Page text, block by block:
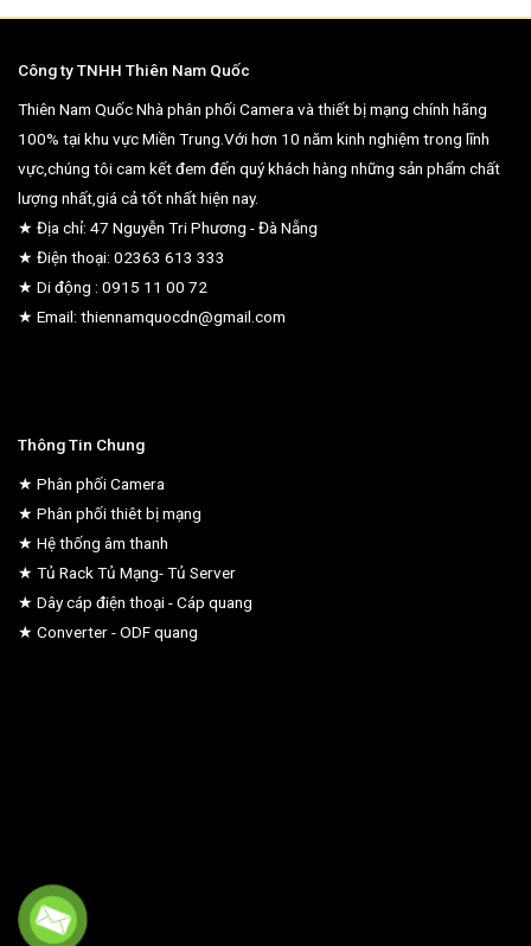
Công ty TNHH Thiên Nam Quốc
Thiên Nam Quốc Nhà phân phối Camera và thiết bị mạng chính hãng
100% tại khu vực Miền Trung.Với hơn 10 năm kinh nghiệm trong lĩnh
vực,chúng tôi cam kết đem đến quý khách hàng những sản phẩm chất
lượng nhất,giá cả tốt nhất hiện nay.
★ Địa chỉ: 47 Nguyễn Tri Phương - Đà Nẵng
★ Điện thoại: 02363 613 333
★ Di động : 0915 11 00 72
★ Email: thiennamquocdn@gmail.com
Thông Tin Chung
★ Phân phối Camera
★ Phân phối thiêt bị mạng
★ Hệ thống âm thanh
★ Tủ Rack Tủ Mạng- Tủ Server
★ Dây cáp điện thoại - Cáp quang
★ Converter - ODF quang